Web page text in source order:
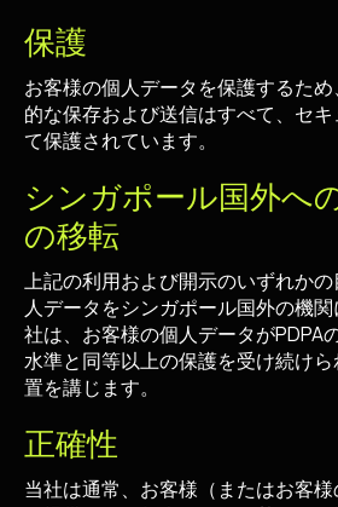
保護
お客様の個人データを保護するた
的な保存および送信はすべて、セ
て保護されています。
シンガポール国外へ
の移転
上記の利用および開示のいずれか
人データをシンガポール国外の機
社は、お客様の個人データがPDPA
水準と同等以上の保護を受け続け
置を講じます。
正確性
当社は通常、お客様（またはお客